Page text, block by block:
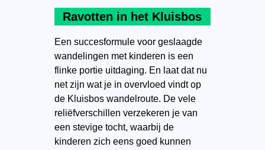
Ravotten in het Kluisbos
Een succesformule voor geslaagde
wandelingen met kinderen is een
flinke portie uitdaging. En laat dat nu
net zijn wat je in overvloed vindt op
de Kluisbos wandelroute. De vele
reliëfverschillen verzekeren je van
een stevige tocht, waarbij de
kinderen zich eens goed kunnen